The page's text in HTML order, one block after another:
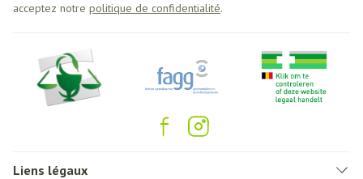
acceptez notre politique de confidentialité.
Liens légaux